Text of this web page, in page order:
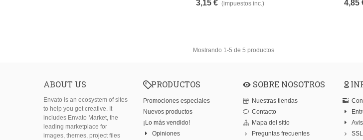
3,15 € (impuestos inc.) 4,85
Mostrando 1-5 de 5 productos
ABOUT US
Envato is an ecosystem of sites
to help you get creative. It
includes Envato Market, the
leading marketplace for
images, themes, project files
PRODUCTOS
Promociones especiales
Nuevos productos
¡Lo más vendido!
Opiniones
SOBRE NOSOTROS
Nuestras tiendas
Contacto
Mapa del sitio
Preguntas frecuentes
SSL